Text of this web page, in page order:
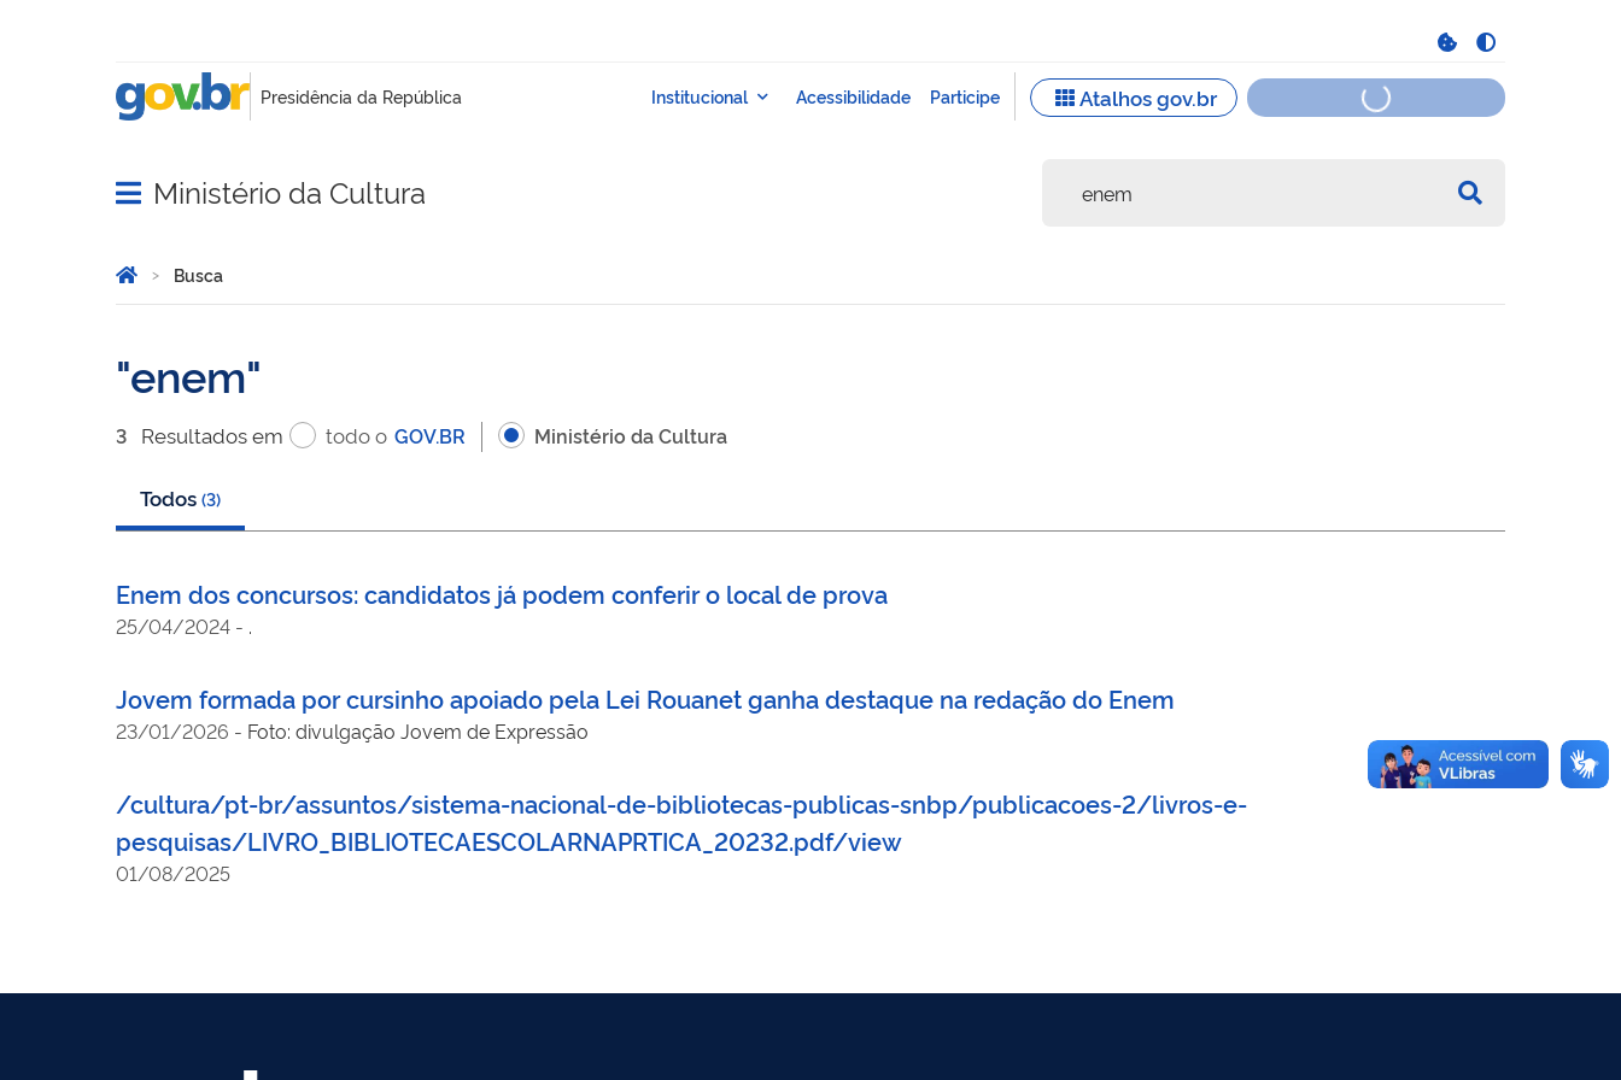
Abrir menu principal de navegação
Ministério da Cultura
Você está aqui:
Página Inicial
Busca
enem
3 Resultadosem todo o GOV.BR Ministério da Cultura
Todos (3)
Enem dos concursos: candidatos já podem conferir o local de prova
25/04/2024 - .
Jovem formada por cursinho apoiado pela Lei Rouanet ganha destaque na redação do Enem
23/01/2026 - Foto: divulgação Jovem de Expressão
/cultura/pt-br/assuntos/sistema-nacional-de-bibliotecas-publicas-snbp/publicacoes-2/livros-e-
pesquisas/LIVRO_BIBLIOTECAESCOLARNAPRTICA_20232.pdf/view
01/08/2025